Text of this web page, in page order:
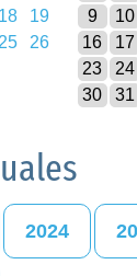
18
19
25
26
9
10
16
17
23
24
30
31
2024